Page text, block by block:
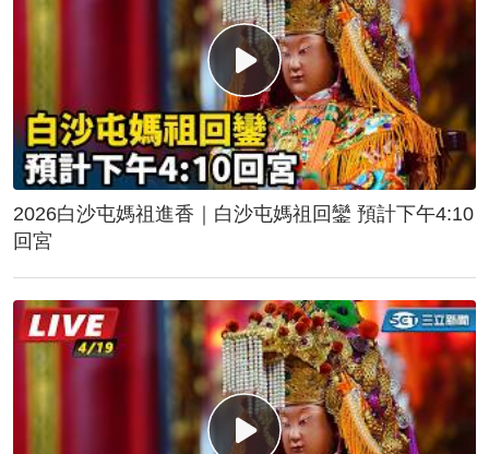
2026白沙屯媽祖進香｜白沙屯媽祖回鑾 預計下午4:10
回宮